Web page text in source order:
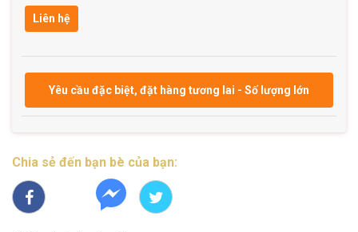
Liên hệ
Yêu cầu đặc biệt, đặt hàng tương lai - Số lượng lớn
Chia sẻ đến bạn bè của bạn: